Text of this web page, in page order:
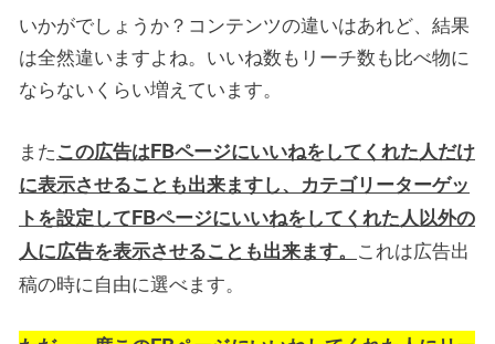
いかがでしょうか？コンテンツの違いはあれど、結果
は全然違いますよね。いいね数もリーチ数も比べ物に
ならないくらい増えています。
またこの広告はFBページにいいねをしてくれた人だけ
に表示させることも出来ますし、カテゴリーターゲッ
トを設定してFBページにいいねをしてくれた人以外の
人に広告を表示させることも出来ます。 これは広告出
稿の時に自由に選べます。